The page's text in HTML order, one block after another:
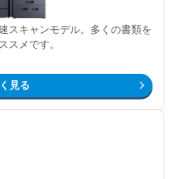
スキャンモデル。多くの書類を
スメです。
見る